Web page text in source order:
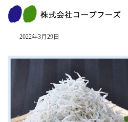
「旬」を食べよう ４月
2022年3月29日